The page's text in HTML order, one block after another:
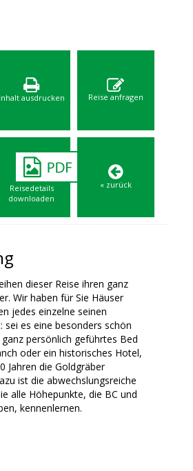
Inhalt ausdrucken Reise anfragen
Reisedetails
downloaden
« zurück
dieser Reise ihren ganz
Wir haben für Sie Häuser
jedes einzelne seinen
sei es eine besonders schön
persönlich geführtes Bed
oder ein historisches Hotel,
Jahren die Goldgräber
ist die abwechslungsreiche
alle Höhepunkte, die BC und
kennenlernen.